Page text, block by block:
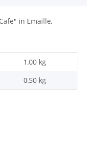
in Emaille,
1,00 kg
0,50 kg